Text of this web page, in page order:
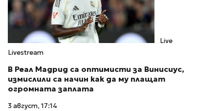
Live
Livestream
В Реал Мадрид са оптимисти за Винисиус,
измислили са начин как да му плащат
огромната заплата
3 август, 17:14